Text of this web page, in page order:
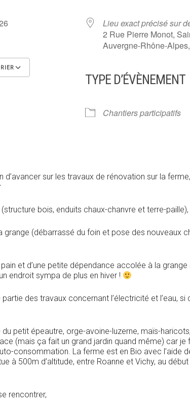
Calendrier Google iCalendar
Lieu exact précisé sur
2 Rue Pierre Monot,
Auvergne-Rhône-
TYPE D’ÉVÈNEMENT
Chantiers participatifs
d’avancer sur les travaux de rénovation sur la
bois, enduits chaux-chanvre et terre-paille),
grange (débarrassé du foin et pose des nouveaux
et d’une petite dépendance accolée à la grange
endroit sympa de plus en hiver !
des travaux concernant l’électricité et l’eau, si
petit épeautre, orge-avoine-luzerne, maïs-
(mais ça fait un grand jardin quand même) car
consommation. La ferme est en Bio avec l’aide
à 500m d’altitude, entre Roanne et Vichy, au
rencontrer,